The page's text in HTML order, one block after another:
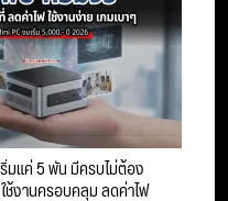
แค่ 5 พัน มีครบไม่ต้อง
ช้งานครอบคลุม ลดค่าไฟ